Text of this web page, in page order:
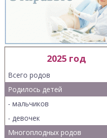
2025 год
Всего родов
Родилось детей
- мальчиков
- девочек
Многоплодных родов